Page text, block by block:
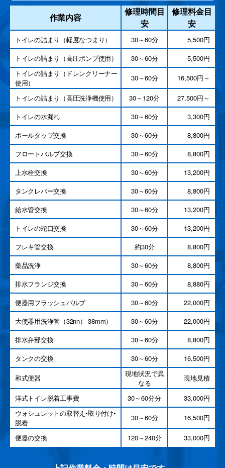
作業内容
修理時間目
安
修理料金目
安
トイレの詰まり（軽度なつまり） 30～60分
5,500円
トイレの詰まり（高圧ポンプ使用）
30～60分
5,500円
トイレの詰まり（ドレンクリーナー
使用）
30～60分 16,500円～
トイレの詰まり（高圧洗浄機使用） 30～120分
27,500円～
トイレの水漏れ
30～60分
3,300円
ポールタップ交換
30～60分
8,800円
フロートバルブ交換
30～60分
8,800円
上水栓交換
30～60分
13,200円
タンクレバー交換
30～60分
8,800円
給水管交換
30～60分
13,200円
トイレの蛇口交換
30～60分
13,200円
フレキ管交換
約30分
8,800円
藥品洗浄
30～60分
8,800円
排水フランジ交換
30～60分
8,880円
便器用フラッシュバルブ
30～60分
22,000円
大使器用洗浄管（32nn）-38mm）
30～60分
22,000円
排水弁部交換
30～60分
8,800円
タンクの交換
30～60分 16,500円
和式便器
現地状況で異
なる
現地見積
洋式トイレ脱着工事費 30～60分分
33,000円
ウォシュレットの取替え•取り付け•
脱着
30～60分 16,500円
便器の交換 120～240分 33,000円